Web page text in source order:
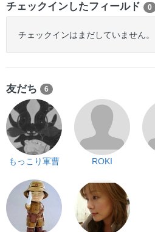
チェックインしたフィールド 0
チェックインはまだしていません。
友だち 6
もっこり軍曹 ROKI